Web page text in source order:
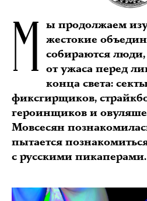
М ы продолжаем
жестокие
собираются
от ужаса перед
конца света:
фиксгирщиков,
героинщиков и
Мовсесян
пытается
с русскими пикаперами.